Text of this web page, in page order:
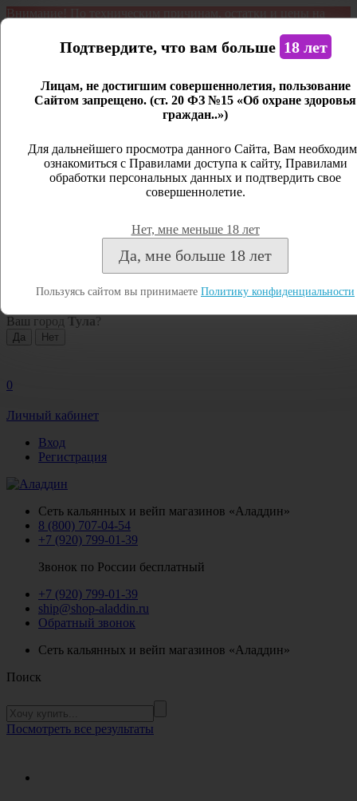
Внимание! По техническим причинам, остатки и цены на
является демонстрационным. Дистанционная продажа не
Открыть сайдбар
Личный кабинет
Закрыть
Посмотреть все результаты
Ваш город Тула ?
0
Личный кабинет
Вход
Регистрация
Сеть кальянных и вейп магазинов «Аладдин»
8 (800) 707-04-54
+7 (920) 799-01-39
Звонок по России бесплатный
+7 (920) 799-01-39
ship@shop-aladdin.ru
Обратный звонок
Сеть кальянных и вейп магазинов «Аладдин»
Поиск
Посмотреть все результаты
Подтвердите, что вам больше 18 лет
Лицам, не достигшим совершеннолетия, пользование
Сайтом запрещено. (ст. 20 ФЗ №15 «Об охране здоровья
граждан..»)
Для дальнейшего просмотра данного Сайта, Вам
ознакомиться с Правилами доступа к сайту, Правилами
обработки персональных данных и подтвердить свое
совершеннолетие.
Нет, мне меньше 18 лет
Да, мне больше 18 лет
Пользуясь сайтом вы принимаете Политику конфиденциальности